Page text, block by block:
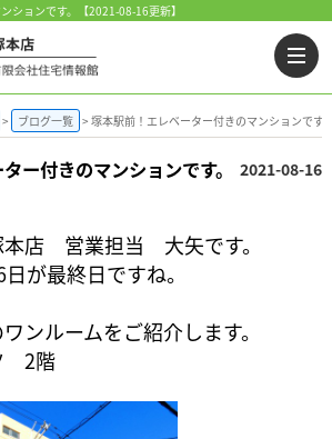
ションです。【2021-08-16更新】
ブログ一覧 塚本駅前！エレベーター付きのマンションです
ー付きのマンションです。 2021-08-16
本店 営業担当 大矢です。
が最終日ですね。
ンルームをご紹介します。
2階